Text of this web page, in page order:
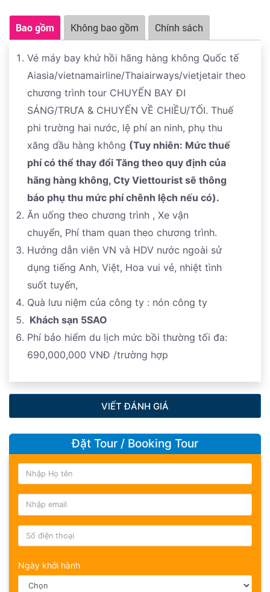
Bao gồm Không bao gồm Chính sách
Vé máy bay khứ hồi hãng hàng không Quốc tế
Aiasia/vietnamairline/Thaiairways/vietjetair theo
chương trình tour CHUYẾN BAY ĐI
SÁNG/TRƯA & CHUYẾN VỀ CHIỀU/TỐI. Thuế
phi trường hai nước, lệ phí an ninh, phụ thu
xăng dầu hàng không (Tuy nhiên: Mức thuế
phí có thể thay đổi Tăng theo quy định của
hãng hàng không, Cty Viettourist sẽ thông
báo phụ thu mức phí chênh lệch nếu có).
Ăn uống theo chương trình , Xe vận
chuyển, Phí tham quan theo chương trình.
Hướng dẫn viên VN và HDV nước ngoài sử
dụng tiếng Anh, Việt, Hoa vui vẻ, nhiệt tình
suốt tuyến,
Quà lưu niệm của công ty : nón công ty
Khách sạn 5SAO
Phí bảo hiểm du lịch mức bồi thường tối đa:
690,000,000 VNĐ /trường hợp
VIẾT ĐÁNH GIÁ
Đặt Tour / Booking Tour
Ngày khởi hành